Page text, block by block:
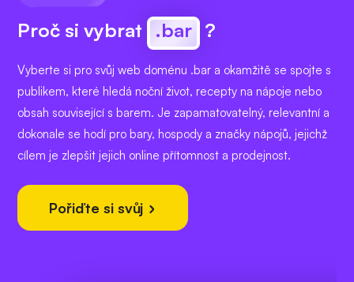
Proč si vybrat .bar ?
Vyberte si pro svůj web doménu .bar a okamžitě se spojte s
publikem, které hledá noční život, recepty na nápoje nebo
obsah související s barem. Je zapamatovatelný, relevantní a
dokonale se hodí pro bary, hospody a značky nápojů, jejichž
cílem je zlepšit jejich online přítomnost a prodejnost.
Pořiďte si svůj